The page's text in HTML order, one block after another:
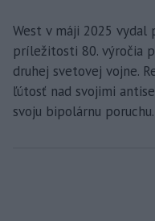
West v máji 2025 vydal
príležitosti 80. výročia
druhej svetovej vojne.
ľútosť nad svojimi
svoju bipolárnu poruchu.